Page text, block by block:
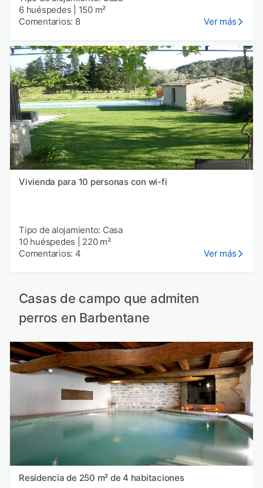
6 huéspedes
150 m²
Comentarios: 8
Ver más
Vivienda para 10 personas con wi-fi
Tipo de alojamiento: Casa
10 huéspedes
220 m²
Comentarios: 4
Ver más
Casas de campo que admiten
perros en Barbentane
Residencia de 250 m² de 4 habitaciones